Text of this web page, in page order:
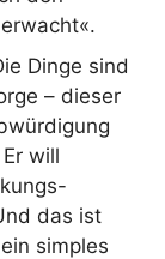
Dinge sind
– dieser
will
das ist
simples